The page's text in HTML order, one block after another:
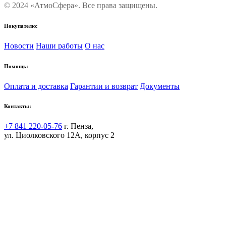
© 2024 «АтмоСфера». Все права защищены.
Покупателю:
Новости Наши работы О нас
Помощь:
Оплата и доставка Гарантии и возврат Документы
Контакты:
+7 841 220-05-76 г. Пенза,
ул. Циолковского 12А, корпус 2